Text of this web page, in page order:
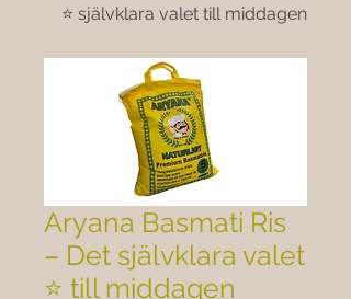
självklara valet till middagen ⭐
Aryana Basmati Ris
– Det självklara valet
till middagen ⭐